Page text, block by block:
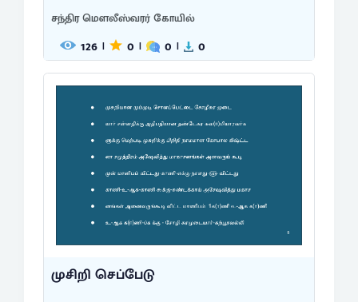
சந்திர மௌலீஸ்வரர் கோயில்
126 | 0 | 0 | 0
முசிறி செப்பேடு